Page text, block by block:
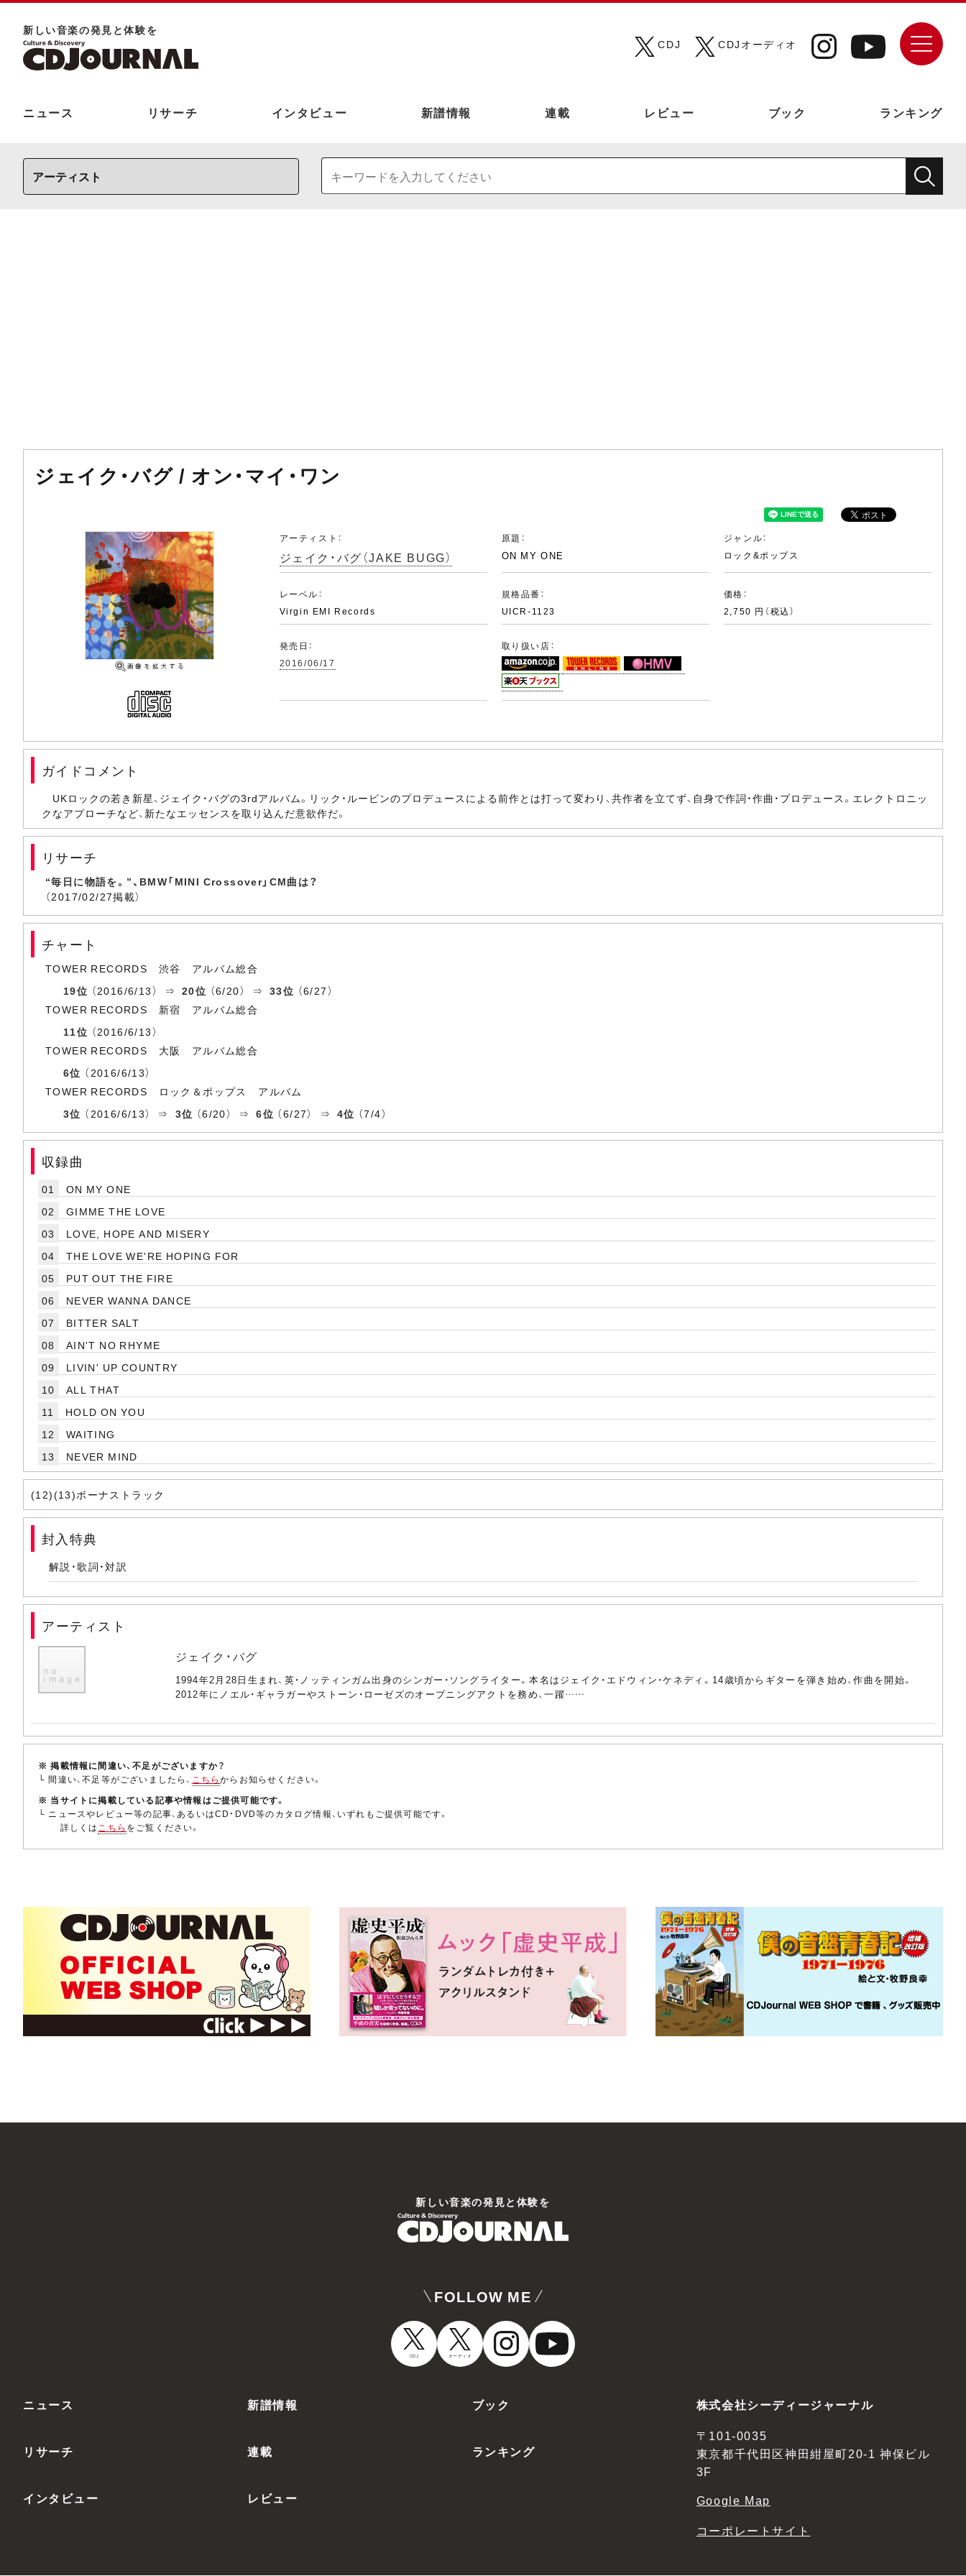
新しい⾳楽の発⾒と体験を
CDJ
CDJオーディオ
ニュース リサーチ インタビュー 新譜情報 連載 レビュー ブック ランキング
ジェイク・バグ / オン・マイ・ワン
アーティスト：
ジェイク・バグ（JAKE BUGG）
原題：
ON MY ONE
ジャンル：
ロック&ポップス
レーベル：
Virgin EMI Records
規格品番：
UICR-1123
価格：
2,750 円（税込）
発売日：
2016/06/17
取り扱い店：
ガイドコメント
UKロックの若き新星、ジェイク・バグの3rdアルバム。リック・ルービンのプロデュースによる前作とは打って変わり、共作者を立てず、自身で作詞・作曲・プロデュース。エレクトロニッ
クなアプローチなど、新たなエッセンスを取り込んだ意欲作だ。
リサーチ
“毎日に物語を。”、BMW「MINI Crossover」CM曲は？
（2017/02/27掲載）
チャート
TOWER RECORDS 渋谷 アルバム総合
19位 （2016/6/13） ⇒20位 （6/20） ⇒33位 （6/27）
TOWER RECORDS 新宿 アルバム総合
11位 （2016/6/13）
TOWER RECORDS 大阪 アルバム総合
6位 （2016/6/13）
TOWER RECORDS ロック＆ポップス アルバム
3位 （2016/6/13） ⇒ 3位 （6/20） ⇒6位 （6/27） ⇒ 4位 （7/4）
収録曲
01
ON MY ONE
02
GIMME THE LOVE
03
LOVE, HOPE AND MISERY
04
THE LOVE WE'RE HOPING FOR
05
PUT OUT THE FIRE
06
NEVER WANNA DANCE
07
BITTER SALT
08
AIN'T NO RHYME
09
LIVIN' UP COUNTRY
10
ALL THAT
11
HOLD ON YOU
12
WAITING
13
NEVER MIND
(12)(13)ボーナストラック
封入特典
解説・歌詞・対訳
アーティスト
ジェイク・バグ
1994年2月28日生まれ、英・ノッティンガム出身のシンガー・ソングライター。本名はジェイク・エドウィン・ケネディ。14歳頃からギターを弾き始め、作曲を開始。
2012年にノエル・ギャラガーやストーン・ローゼズのオープニングアクトを務め、一躍……
※ 掲載情報に間違い、不足がございますか？
└ 間違い、不足等がございましたら、 こちらからお知らせください。
※ 当サイトに掲載している記事や情報はご提供可能です。
└ ニュースやレビュー等の記事、あるいはCD・DVD等のカタログ情報、いずれもご提供可能です。
詳しくはこちら をご覧ください。
新しい⾳楽の発⾒と体験を
FOLLOW ME
CDJ オーディオ
ニュース 新譜情報 ブック
リサーチ 連載 ランキング
インタビュー レビュー
株式会社シーディージャーナル
〒101-0035
東京都千代田区神田紺屋町20-1 神保ビル
3F
Google Map
コーポレートサイト